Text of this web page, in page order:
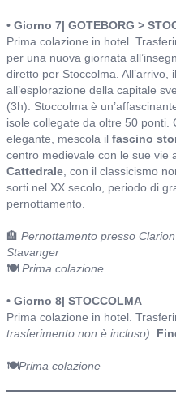
• Giorno 7| GOTEBORG >
Prima colazione in hotel.
per una nuova giornata
diretto per Stoccolma.
all’esplorazione della capitale
(3h). Stoccolma è
isole collegate da oltre 50 ponti.
elegante, mescola il fascino
centro medievale con le sue vie
Cattedrale , con il classicismo
sorti nel XX secolo, periodo di
pernottamento.
🏨 Pernottamento presso
Stavanger
🍽️Prima colazione
• Giorno 8| STOCCOLMA
Prima colazione in hotel.
trasferimento non è incluso)
🍽️Prima colazione